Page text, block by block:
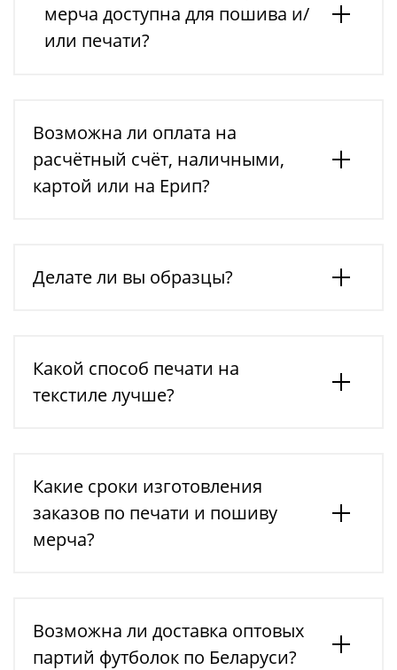
мерча доступна для пошива и/
или печати?
Возможна ли оплата на
расчётный счёт, наличными,
картой или на Ерип?
Делате ли вы образцы?
Какой способ печати на
текстиле лучше?
Какие сроки изготовления
заказов по печати и пошиву
мерча?
Возможна ли доставка оптовых
партий футболок по Беларуси?